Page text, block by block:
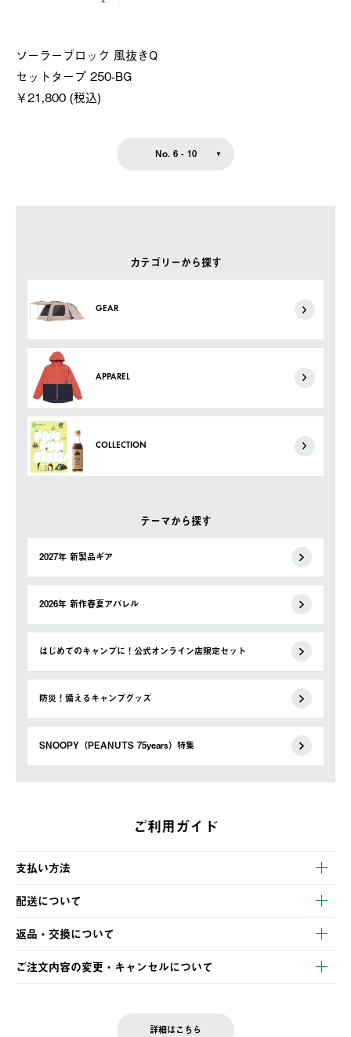
カテゴリーから探す
GEAR
APPAREL
COLLECTION
テーマから探す
2027年 新製品ギア
2026年 新作春夏アパレル
はじめてのキャンプに！公式オンライン店限定セット
防災！備えるキャンプグッズ
SNOOPY（PEANUTS 75years）特集
ソーラーブロック 風抜きQ
セットタープ 250-BG
￥21,800 (税込)
No. 6 - 10
ご利用ガイド
支払い方法
以下のいずれかの方法でお支払いいただけます。
・クレジットカード決済
・コンビニ決済
・Pay-easy決済
配送について
【発送スケジュール】
ご注文・ご入金完了より2営業日以内に商品を発送いたします。
土日祝の発送はございませんので、木曜日以降のご注文は週明け
の発送となる場合がございます。
返品・交換について
※お客様都合の場合
お客様都合の返品にかかる送料は、お客様ご負担とさせていただ
ご注文内容の変更・キャンセルについて
LOGOS FAMILY会員の方は、会員マイページ内 購入履歴画面に
詳細はこちら